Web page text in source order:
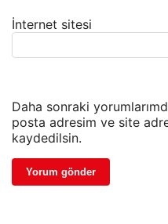
İnternet sitesi
Daha sonraki
posta adresim ve site
kaydedilsin.